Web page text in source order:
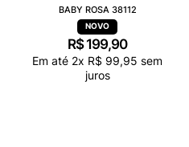
BABY ROSA 38112
R$ 199,90
Em até 2x R$ 99,95 sem
juros